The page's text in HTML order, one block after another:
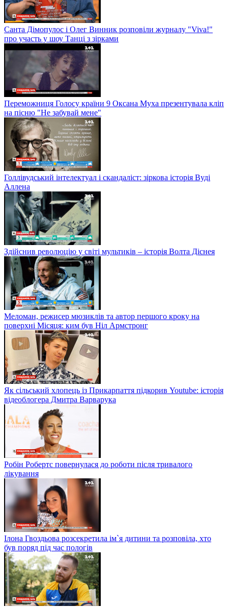
Санта Дімопулос і Олег Винник розповіли журналу "Viva!"
про участь у шоу Танці з зірками
Переможниця Голосу країни 9 Оксана Муха презентувала кліп
на пісню "Не забувай мене"
Голлівудський інтелектуал і скандаліст: зіркова історія Вуді
Аллена
Здійснив революцію у світі мультиків – історія Волта Діснея
Меломан, режисер мюзиклів та автор першого кроку на
поверхні Місяця: ким був Ніл Армстронг
Як сільський хлопець із Прикарпаття підкорив Youtube: історія
відеоблогера Дмитра Варварука
Робін Робертс повернулася до роботи після тривалого
лікування
Ілона Гвоздьова розсекретила ім`я дитини та розповіла, хто
був поряд під час пологів